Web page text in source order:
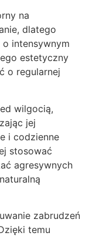
na
dlatego
intensywnym
estetyczny
o regularnej
wilgocią,
jej
i codzienne
stosować
agresywnych
zabrudzeń
temu